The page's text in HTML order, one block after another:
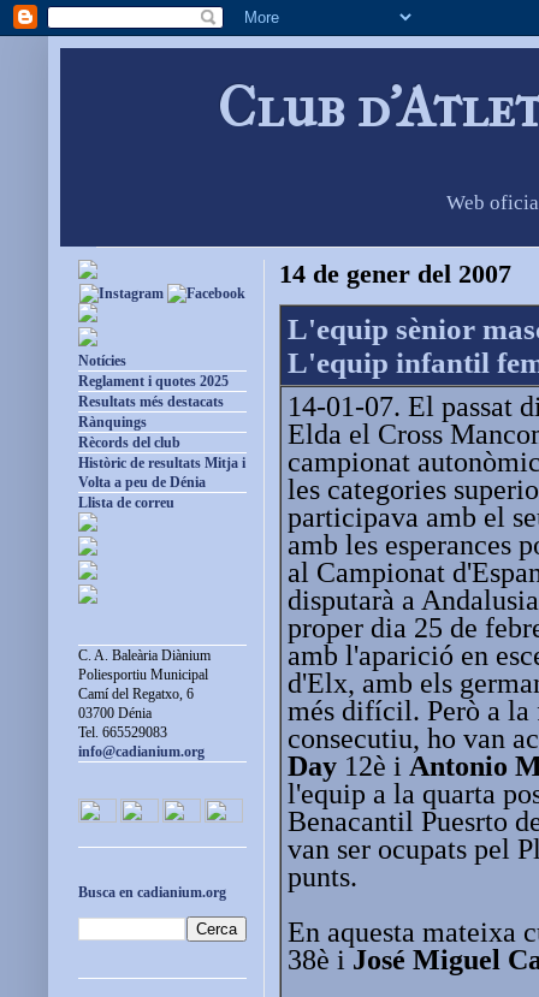
Club
Web
14 de gener del 2007
L'equip sènior
L'equip infantil
14-01-07. El passat
Elda el Cross
campionat
les categories
participava amb el
amb les esperances
al Campionat
disputarà a
proper dia 25 de
amb l'aparició en
d'Elx, amb els
més difícil. Però a la
consecutiu, ho van
Day 12è i Antonio
l'equip a la quarta
Benacantil Puesrto
van ser ocupats pel
punts.
En aquesta mateixa
38è i José Miguel
Notícies
Reglament i quotes 2025
Resultats més destacats
Rànquings
Rècords del club
Històric de resultats Mitja i
Volta a peu de Dénia
Llista de correu
C. A. Baleària Diànium
Poliesportiu Municipal
Camí del Regatxo, 6
03700 Dénia
Tel. 665529083
info@cadianium.org
Busca en cadianium.org